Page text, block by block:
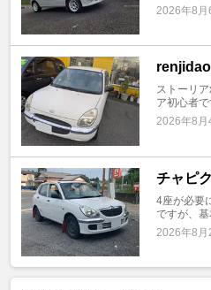
2026年8月
ストーリ
ア初心者
2026年8月
チャピ
4座が必要
ですが、基
2026年8月